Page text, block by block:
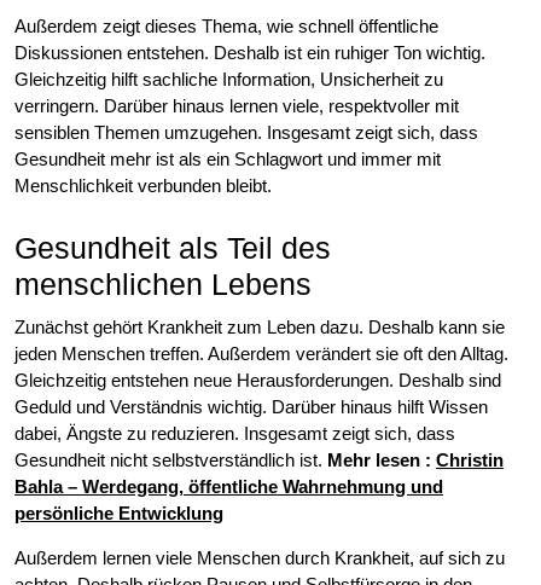
Außerdem zeigt dieses Thema, wie schnell öffentliche
Diskussionen entstehen. Deshalb ist ein ruhiger Ton wichtig.
Gleichzeitig hilft sachliche Information, Unsicherheit zu
verringern. Darüber hinaus lernen viele, respektvoller mit
sensiblen Themen umzugehen. Insgesamt zeigt sich, dass
Gesundheit mehr ist als ein Schlagwort und immer mit
Menschlichkeit verbunden bleibt.
Gesundheit als Teil des
menschlichen Lebens
Zunächst gehört Krankheit zum Leben dazu. Deshalb kann sie
jeden Menschen treffen. Außerdem verändert sie oft den Alltag.
Gleichzeitig entstehen neue Herausforderungen. Deshalb sind
Geduld und Verständnis wichtig. Darüber hinaus hilft Wissen
dabei, Ängste zu reduzieren. Insgesamt zeigt sich, dass
Gesundheit nicht selbstverständlich ist. Mehr lesen : Christin
Bahla – Werdegang, öffentliche Wahrnehmung und
persönliche Entwicklung
Außerdem lernen viele Menschen durch Krankheit, auf sich zu